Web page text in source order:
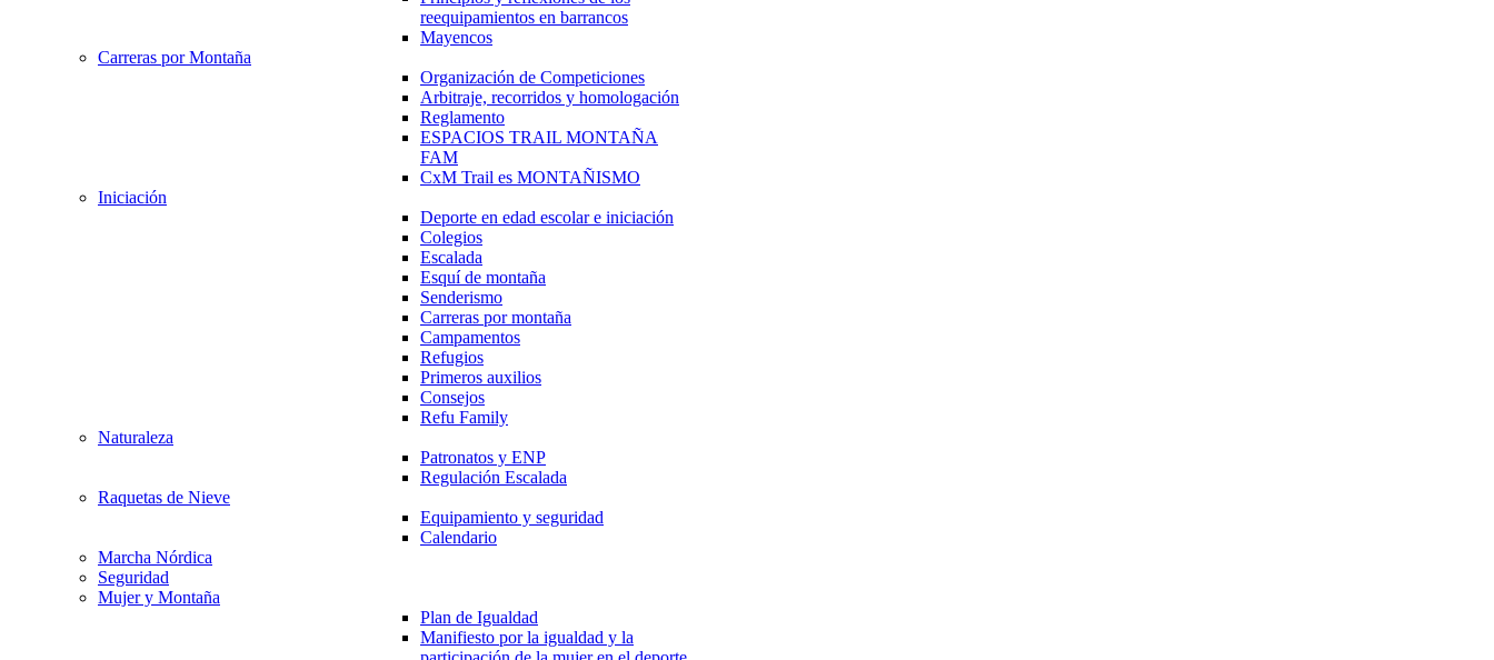
reequipamientos en barrancos
Mayencos
Carreras por Montaña
Organización de Competiciones
Arbitraje, recorridos y homologación
Reglamento
ESPACIOS TRAIL MONTAÑA
FAM
CxM Trail es MONTAÑISMO
Iniciación
Deporte en edad escolar e iniciación
Colegios
Escalada
Esquí de montaña
Senderismo
Carreras por montaña
Campamentos
Refugios
Primeros auxilios
Consejos
Refu Family
Naturaleza
Patronatos y ENP
Regulación Escalada
Raquetas de Nieve
Equipamiento y seguridad
Calendario
Marcha Nórdica
Seguridad
Mujer y Montaña
Plan de Igualdad
Manifiesto por la igualdad y la